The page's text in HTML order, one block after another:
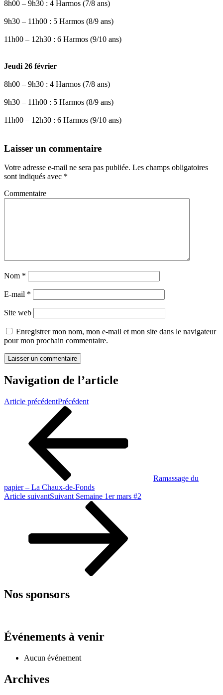
8h00 – 9h30 : 4 Harmos (7/8 ans)
9h30 – 11h00 : 5 Harmos (8/9 ans)
11h00 – 12h30 : 6 Harmos (9/10 ans)
Jeudi 26 février
8h00 – 9h30 : 4 Harmos (7/8 ans)
9h30 – 11h00 : 5 Harmos (8/9 ans)
11h00 – 12h30 : 6 Harmos (9/10 ans)
Laisser un commentaire
Votre adresse e-mail ne sera pas publiée. Les champs obligatoires
sont indiqués avec *
Commentaire
Nom *
E-mail *
Site web
Enregistrer mon nom, mon e-mail et mon site dans le navigateur
pour mon prochain commentaire.
Navigation de l’article
Article précédentPrécédent
Ramassage du
papier – La Chaux-de-Fonds
Article suivantSuivant Semaine 1er mars #2
Nos sponsors
Événements à venir
Aucun événement
Archives